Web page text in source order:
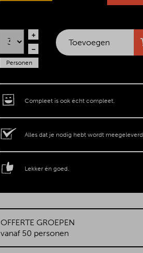
Personen
Toevoegen
Compleet is ook écht compleet.
Alles dat je nodig hebt wordt meegeleverd.
Lekker én goed.
OFFERTE GROEPEN
vanaf 50 personen